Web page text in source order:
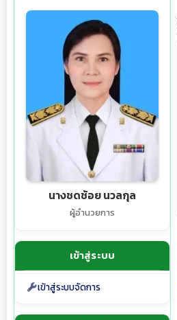
นางชดช้อย นวลกุล
ผู้อำนวยการ
เข้าสู่ระบบ
เข้าสู่ระบบจัดการ